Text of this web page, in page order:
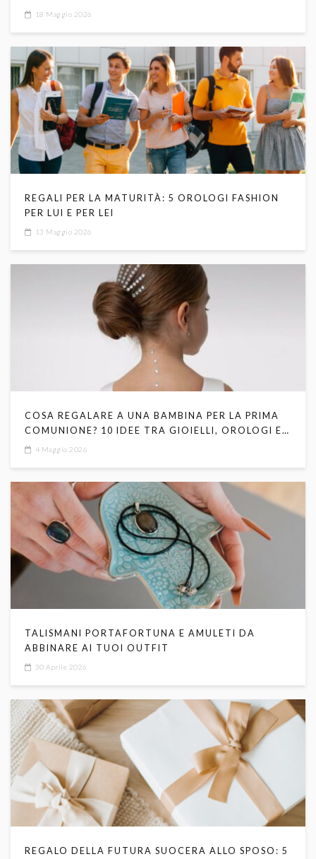
18 Maggio 2026
REGALI PER LA MATURITÀ: 5 OROLOGI FASHION
PER LUI E PER LEI
13 Maggio 2026
COSA REGALARE A UNA BAMBINA PER LA PRIMA
COMUNIONE? 10 IDEE TRA GIOIELLI, OROLOGI E
SIMBOLI RELIGIOSI
4 Maggio 2026
TALISMANI PORTAFORTUNA E AMULETI DA
ABBINARE AI TUOI OUTFIT
30 Aprile 2026
REGALO DELLA FUTURA SUOCERA ALLO SPOSO: 5